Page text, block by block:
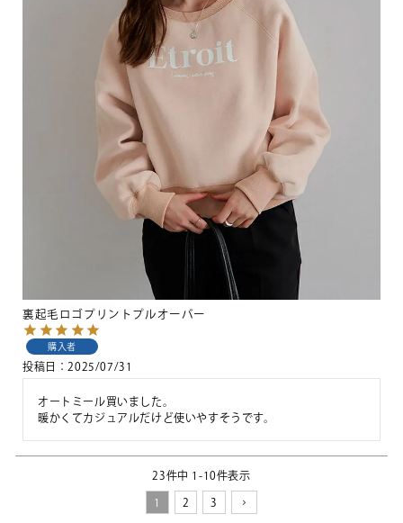
裏起毛ロゴプリントプルオーバー
購入者
投稿日 2025/07/31
オートミール買いました。
暖かくてカジュアルだけど使いやすそうです。
23件中 1 -10件表示
1 2 3